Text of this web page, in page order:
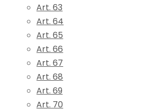
Art. 63
Art. 64
Art. 65
Art. 66
Art. 67
Art. 68
Art. 69
Art. 70